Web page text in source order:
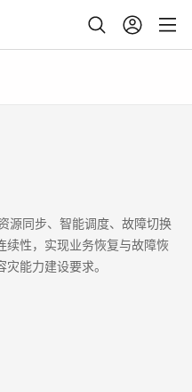
源同步、智能调度、故障切换
续性，实现业务恢复与故障恢
灾能力建设要求。